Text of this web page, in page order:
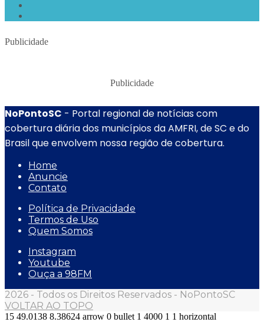
Publicidade
Publicidade
NoPontoSC - Portal regional de notícias com
cobertura diária dos municípios da AMFRI, de SC e do
Brasil que envolvem nossa região de cobertura.
Home
Anuncie
Contato
Política de Privacidade
Termos de Uso
Quem Somos
Instagram
Youtube
Ouça a 98FM
2026 - Todos os Direitos Reservados - NoPontoSC
VOLTAR AO TOPO
15 49.0138 8.38624 arrow 0 bullet 1 4000 1 1 horizontal